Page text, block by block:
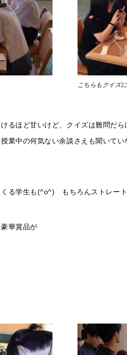
こちらもクイズ
るほど甘いけど、クイズは難問だ
業中の何気ない余談さえも聞いて
る学生も(^o^) もちろんストレート
華賞品が